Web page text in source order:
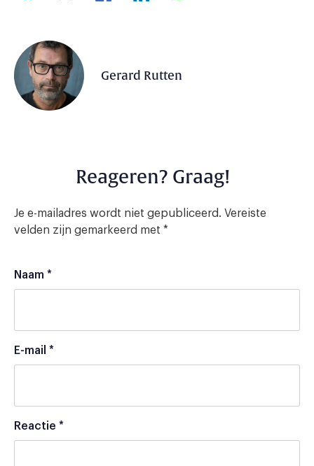
Gerard Rutten
Reageren? Graag!
Je e-mailadres wordt niet gepubliceerd. Vereiste
velden zijn gemarkeerd met *
Naam *
E-mail *
Reactie *